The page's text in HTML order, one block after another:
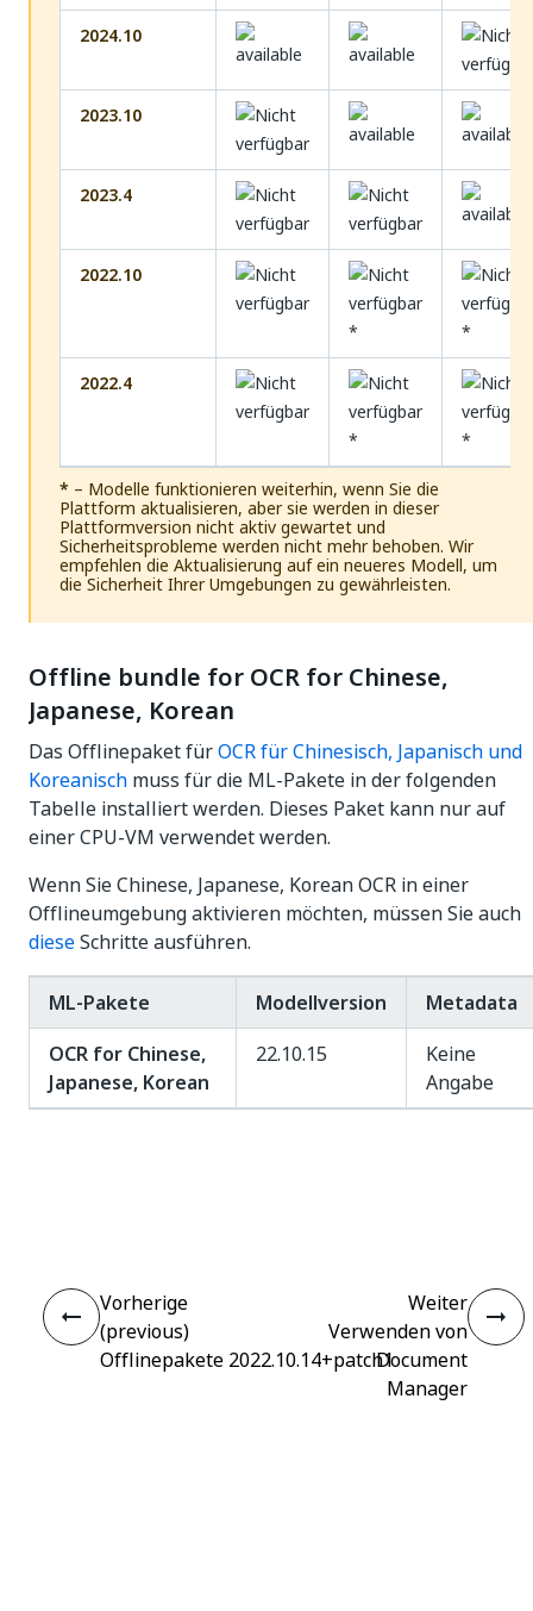
2024.10
2023.10
2023.4
2022.10
* *
2022.4
*
*
* – Modelle funktionieren weiterhin, wenn Sie die
Plattform aktualisieren, aber sie werden in dieser
Plattformversion nicht aktiv gewartet und
Sicherheitsprobleme werden nicht mehr behoben. Wir
empfehlen die Aktualisierung auf ein neueres Modell, um
die Sicherheit Ihrer Umgebungen zu gewährleisten.
Offline bundle for OCR for Chinese,
Japanese, Korean
Das Offlinepaket fürOCR für Chinesisch, Japanisch und
Koreanisch muss für die ML-Pakete in der folgenden
Tabelle installiert werden. Dieses Paket kann nur auf
einer CPU-VM verwendet werden.
Wenn Sie Chinese, Japanese, Korean OCR in einer
Offlineumgebung aktivieren möchten, müssen Sie auch
dieseSchritte ausführen.
ML-Pakete Modellversion
Metadata
OCR for Chinese,
Japanese, Korean
22.10.15
Keine
Angabe
Vorherige
(previous)
Offlinepakete 2022.10.14+patch1
Weiter
Verwenden von
Document
Manager